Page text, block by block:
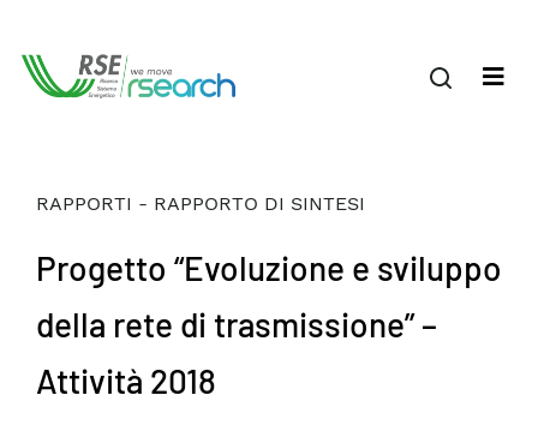
RAPPORTI - RAPPORTO DI SINTESI
Progetto “Evoluzione e sviluppo
della rete di trasmissione” –
Attività 2018